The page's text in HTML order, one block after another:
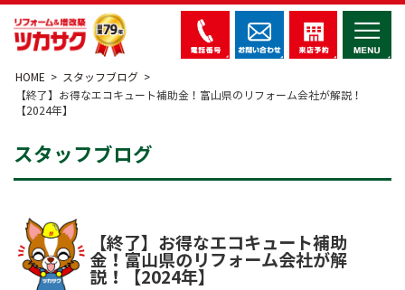
HOME
スタッフブログ
【終了】お得なエコキュート補助金！富山県のリフォーム会社が解説！
【2024年】
スタッフブログ
【終了】お得なエコキュート補助
金！富山県のリフォーム会社が解
説！【2024年】